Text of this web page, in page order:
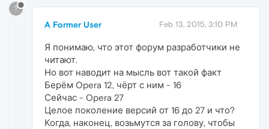
?
A Former User Feb 13, 2015, 3:10 PM
Я понимаю, что этот форум разработчики не
читают.
Но вот наводит на мысль вот такой факт
Берём Opera 12, чёрт с ним - 16
Сейчас - Opera 27
Целое поколение версий от 16 до 27 и что?
Когда, наконец, возьмутся за голову, чтобы